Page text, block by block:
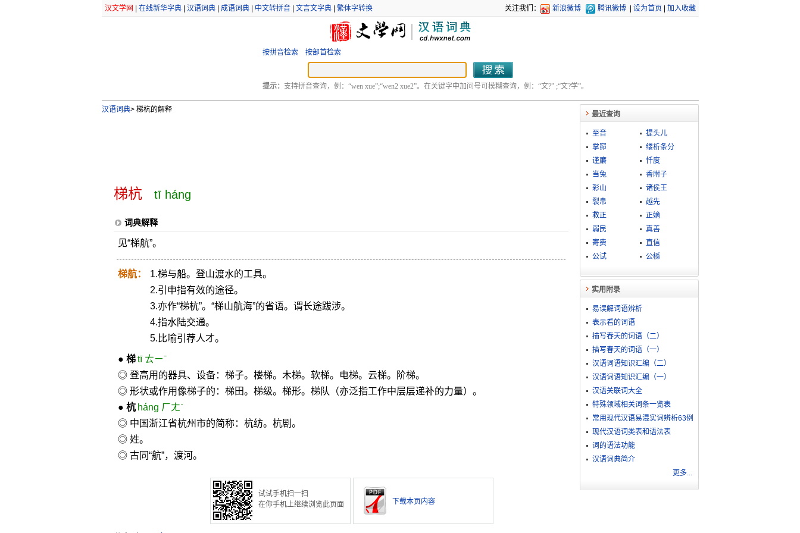
汉文学网 在线新华字典| 汉语词典| 成语词典| 中文转拼音| 文言文字典| 繁体字转换 关注我们： 新浪微博 腾讯微博 设为首页 加入收藏
按拼音检索 按部首检索
提示： 支持拼音查询，例：“wen xue”;“wen2 xue2”。在关键字中加问号可模糊查询，例：“文?” ;“文?学”。
汉语词典>梯杭的解释
梯杭 tī háng
词典解释
见“梯航”。
梯航：
1.梯与船。登山渡水的工具。
2.引申指有效的途径。
3.亦作“梯杭”。“梯山航海”的省语。谓长途跋涉。
4.指水陆交通。
5.比喻引荐人才。
● 梯 tī ㄊㄧˉ
◎ 登高用的器具、设备：梯子。楼梯。木梯。软梯。电梯。云梯。阶梯。
◎ 形状或作用像梯子的：梯田。梯级。梯形。梯队（亦泛指工作中层层递补的力量）。
● 杭 háng ㄏㄤˊ
◎ 中国浙江省杭州市的简称：杭纺。杭剧。
◎ 姓。
◎ 古同“航”，渡河。
试试手机扫一扫
在你手机上继续浏览此页面
下载本页内容
最近查询
至音
提头儿
掌窌
缕析条分
谨廉
忏度
当兔
香附子
彩山
诸侯王
裂帛
越先
救正
正嫡
弱民
真善
寄费
直信
公试
公槂
实用附录
易误解词语辨析
表示看的词语
描写春天的词语（二）
描写春天的词语（一）
汉语词语知识汇编（二）
汉语词语知识汇编（一）
汉语关联词大全
特殊领域相关词条一览表
常用现代汉语易混实词辨析63例
现代汉语词类表和语法表
词的语法功能
汉语词典简介
更多...